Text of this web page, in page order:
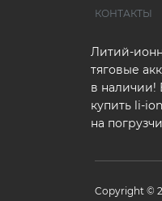
КОНТАКТЫ
Литий-
тяговые
в
купить li-
на
Copyright ©